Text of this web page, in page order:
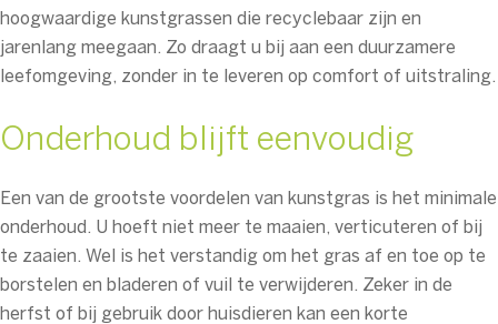
hoogwaardige kunstgrassen die recyclebaar zijn en
jarenlang meegaan. Zo draagt u bij aan een duurzamere
leefomgeving, zonder in te leveren op comfort of uitstraling.
Onderhoud blijft eenvoudig
Een van de grootste voordelen van kunstgras is het minimale
onderhoud. U hoeft niet meer te maaien, verticuteren of bij
te zaaien. Wel is het verstandig om het gras af en toe op te
borstelen en bladeren of vuil te verwijderen. Zeker in de
herfst of bij gebruik door huisdieren kan een korte